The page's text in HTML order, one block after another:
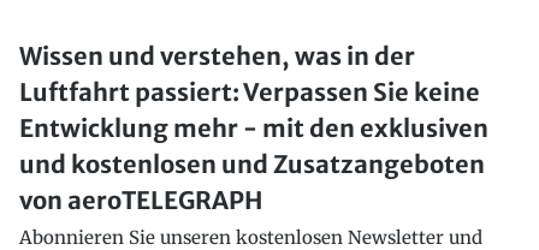
Wissen und verstehen, was in der
Luftfahrt passiert: Verpassen Sie keine
Entwicklung mehr - mit den exklusiven
und kostenlosen und Zusatzangeboten
von aeroTELEGRAPH
Abonnieren Sie unseren kostenlosen Newsletter und